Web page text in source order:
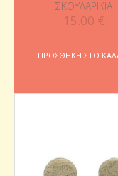
ΣΚΟΥΛΑΡΊΚΙΑ
15.00 €
ΠΡΟΣΘΉΚΗ ΣΤΟ